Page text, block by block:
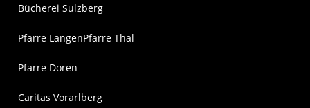
Bücherei Sulzberg
Pfarre LangenPfarre Thal
Pfarre Doren
Caritas Vorarlberg